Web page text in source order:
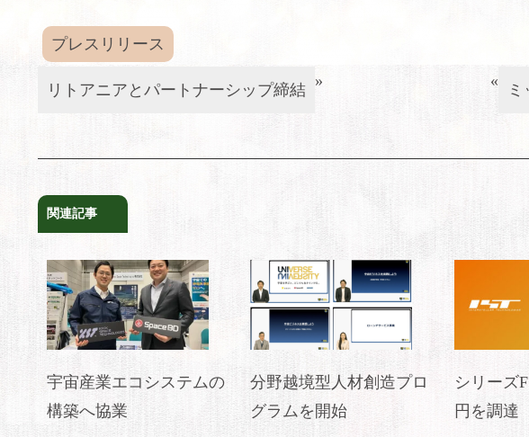
プレスリリース
リトアニアとパートナーシップ締結 » «
関連記事
宇宙産業エコシステムの
構築へ協業
分野越境型人材創造プロ
グラムを開始
シリーズ
円を調達